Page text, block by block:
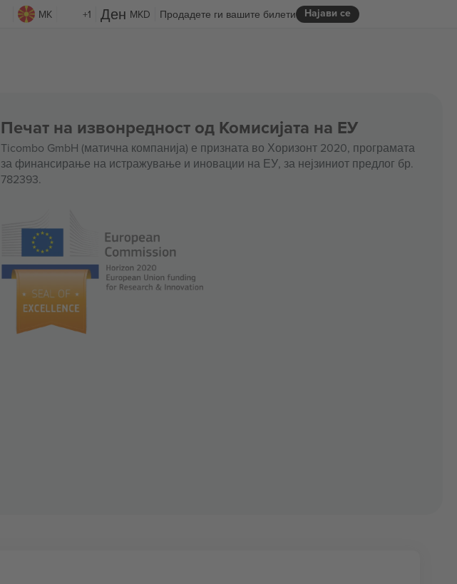
MK +1 MKD Најави се
Продадете ги вашите билети
Печат на извонредност од Комисијата на ЕУ
Ticombo GmbH (матична компанија) е призната во Хоризонт 2020, програмата
за финансирање на истражување и иновации на ЕУ, за нејзиниот предлог бр.
782393.